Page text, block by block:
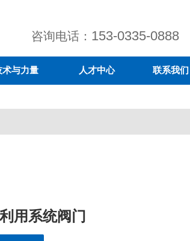
咨询电话： 153-0335-0888
术与力量 人才中心 联系我们
用系统阀门